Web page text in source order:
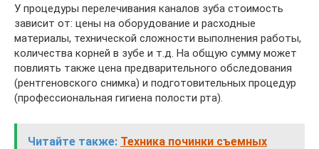
У процедуры перелечивания каналов зуба стоимость
зависит от: цены на оборудование и расходные
материалы, технической сложности выполнения работы,
количества корней в зубе и т.д. На общую сумму может
повлиять также цена предварительного обследования
(рентгеновского снимка) и подготовительных процедур
(профессиональная гигиена полости рта).
Читайте также: Техника починки съемных